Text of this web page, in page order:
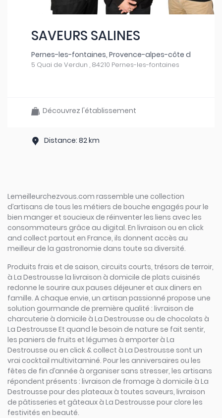
SAVEURS SALINES
Pernes-les-fontaines, Provence-alpes-côte d
5 Quai de Verdun , 84210 Pernes-les-fontaines
Découvrez l'établissement
Distance: 82 km
Lemeilleurchezvous.com rassemble une collection
d’artisans de tous les métiers de bouche engagés pour le
bien manger et soucieux de réinventer les liens avec les
consommateurs grâce au digital. En livraison ou en click
and collect partout en France, ils donnent accès au
meilleur de la gastronomie dans toute sa diversité.
Produits frais et de saison, circuits courts, trésors de terroir,
à La Destrousse la livraison à domicile de plats cuisinés
redonne le sourire aux pauses déjeuner et aux diners en
famille. A chaque envie, un artisan passionné propose une
solution gourmande de première qualité : livraison de
charcuterie à domicile à La Destrousse ou de chocolats à
La Destrousse Et quand le besoin de nature se fait sentir,
les paniers de fruits et légumes à emporter à La
Destrousse ou en click & collect à La Destrousse sont un
vrai cocktail multivitaminé. Pour les anniversaires ou les
fêtes de fin d’année à organiser sans stresser, les artisans
répondent présents : livraison de fromage à domicile à La
Destrousse pour des plateaux à toutes saveurs, livraison
de pâtisseries et gâteaux à La Destrousse pour clore les
festivités en beauté.